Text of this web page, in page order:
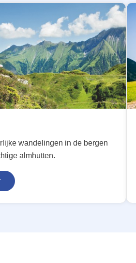
wandelingen in de bergen
almhutten.